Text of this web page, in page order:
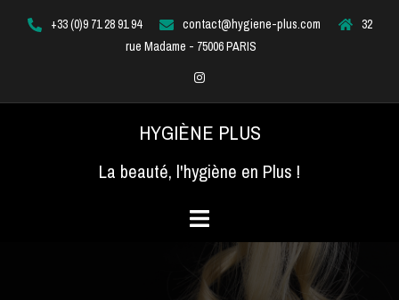
+33 (0)9 71 28 91 94 contact@hygiene-plus.com
32
rue Madame - 75006 PARIS
Instagram
HYGIÈNE PLUS
La beauté, l'hygiène en Plus !